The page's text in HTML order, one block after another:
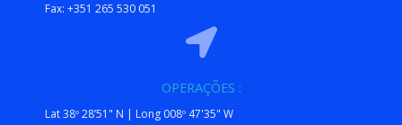
Fax: +351 265 530 051
OPERAÇÕES :
Lat 38º 28’51" N | Long 008º 47'35" W